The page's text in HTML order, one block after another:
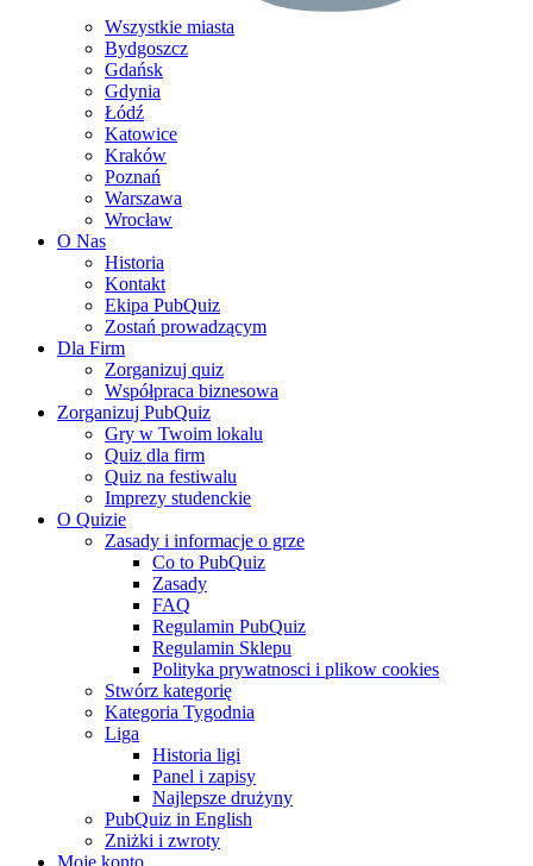
Wszystkie miasta
Bydgoszcz
Gdańsk
Gdynia
Łódź
Katowice
Kraków
Poznań
Warszawa
Wrocław
O Nas
Historia
Kontakt
Ekipa PubQuiz
Zostań prowadzącym
Dla Firm
Zorganizuj quiz
Współpraca biznesowa
Zorganizuj PubQuiz
Gry w Twoim lokalu
Quiz dla firm
Quiz na festiwalu
Imprezy studenckie
O Quizie
Zasady i informacje o grze
Co to PubQuiz
Zasady
FAQ
Regulamin PubQuiz
Regulamin Sklepu
Polityka prywatnosci i plikow cookies
Stwórz kategorię
Kategoria Tygodnia
Liga
Historia ligi
Panel i zapisy
Najlepsze drużyny
PubQuiz in English
Zniżki i zwroty